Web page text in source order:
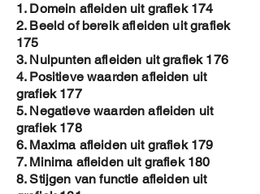
1. Domein afleiden uit grafiek 174
2. Beeld of bereik afleiden uit grafiek
175
3. Nulpunten afleiden uit grafiek 176
4. Positieve waarden afleiden uit
grafiek 177
5. Negatieve waarden afleiden uit
grafiek 178
6. Maxima afleiden uit grafiek 179
7. Minima afleiden uit grafiek 180
8. Stijgen van functie afleiden uit